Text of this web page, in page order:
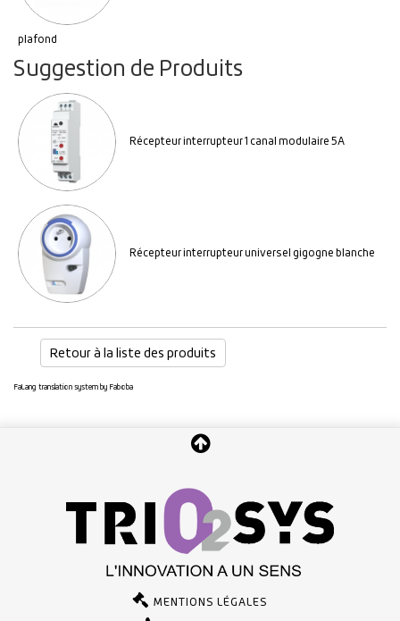
plafond
Suggestion de Produits
Récepteur interrupteur 1 canal modulaire 5A
Récepteur interrupteur universel gigogne blanche
Retour à la liste des produits
FaLang translation system by Faboba
MENTIONS LÉGALES